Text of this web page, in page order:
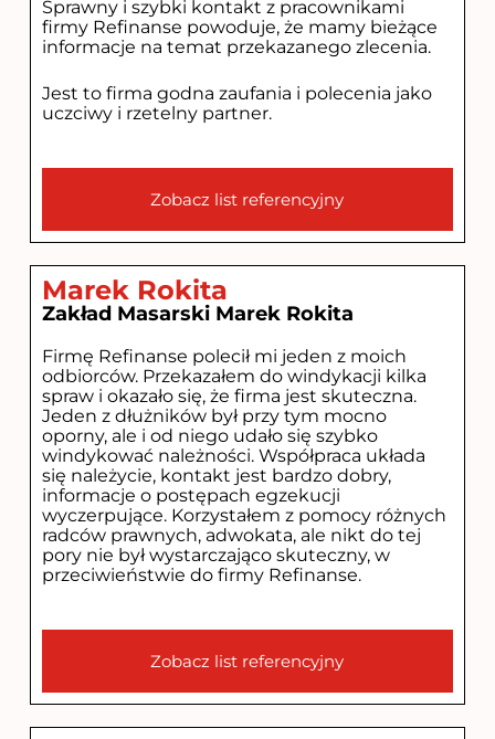
Sprawny i szybki kontakt z pracownikami
firmy Refinanse powoduje, że mamy bieżące
informacje na temat przekazanego zlecenia.
Jest to firma godna zaufania i polecenia jako
uczciwy i rzetelny partner.
Zobacz list referencyjny
Marek Rokita
Zakład Masarski Marek Rokita
Firmę Refinanse polecił mi jeden z moich
odbiorców. Przekazałem do windykacji kilka
spraw i okazało się, że firma jest skuteczna.
Jeden z dłużników był przy tym mocno
oporny, ale i od niego udało się szybko
windykować należności. Współpraca układa
się należycie, kontakt jest bardzo dobry,
informacje o postępach egzekucji
wyczerpujące. Korzystałem z pomocy różnych
radców prawnych, adwokata, ale nikt do tej
pory nie był wystarczająco skuteczny, w
przeciwieństwie do firmy Refinanse.
Zobacz list referencyjny